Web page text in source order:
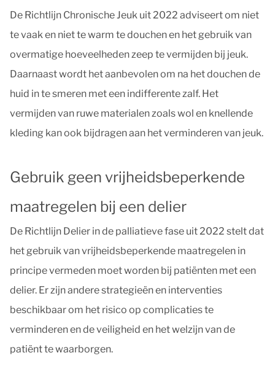
De Richtlijn Chronische Jeuk uit 2022 adviseert om niet
te vaak en niet te warm te douchen en het gebruik van
overmatige hoeveelheden zeep te vermijden bij jeuk.
Daarnaast wordt het aanbevolen om na het douchen de
huid in te smeren met een indifferente zalf. Het
vermijden van ruwe materialen zoals wol en knellende
kleding kan ook bijdragen aan het verminderen van jeuk.
Gebruik geen vrijheidsbeperkende
maatregelen bij een delier
De Richtlijn Delier in de palliatieve fase uit 2022 stelt dat
het gebruik van vrijheidsbeperkende maatregelen in
principe vermeden moet worden bij patiënten met een
delier. Er zijn andere strategieën en interventies
beschikbaar om het risico op complicaties te
verminderen en de veiligheid en het welzijn van de
patiënt te waarborgen.